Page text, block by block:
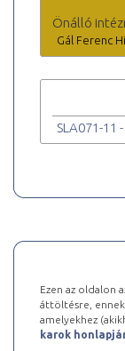
Önálló
Gál Ferenc
SLA071-11
Ezen az oldalon
áttöltésre, ennek
amelyekhez
karok